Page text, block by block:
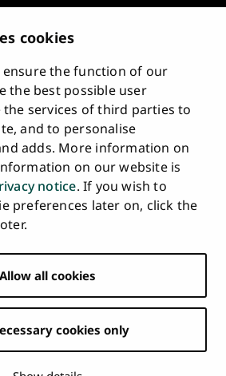
cookies
ensure the function of our
the best possible user
the services of third parties to
and to personalise
adds. More information on
on our website is
notice. If you wish to
preferences later on, click the
Allow all cookies
cookies only
Publicity & Information
University
of
Turku
on
Linkedin
University
on
Tiktok